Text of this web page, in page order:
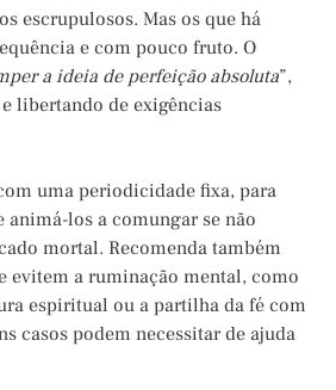
escrupulosos. Mas os que há
e com pouco fruto. O
a ideia de perfeição absoluta”,
libertando de exigências
uma periodicidade fixa, para
animá-los a comungar se não
mortal. Recomenda também
evitem a ruminação mental, como
espiritual ou a partilha da fé com
casos podem necessitar de ajuda